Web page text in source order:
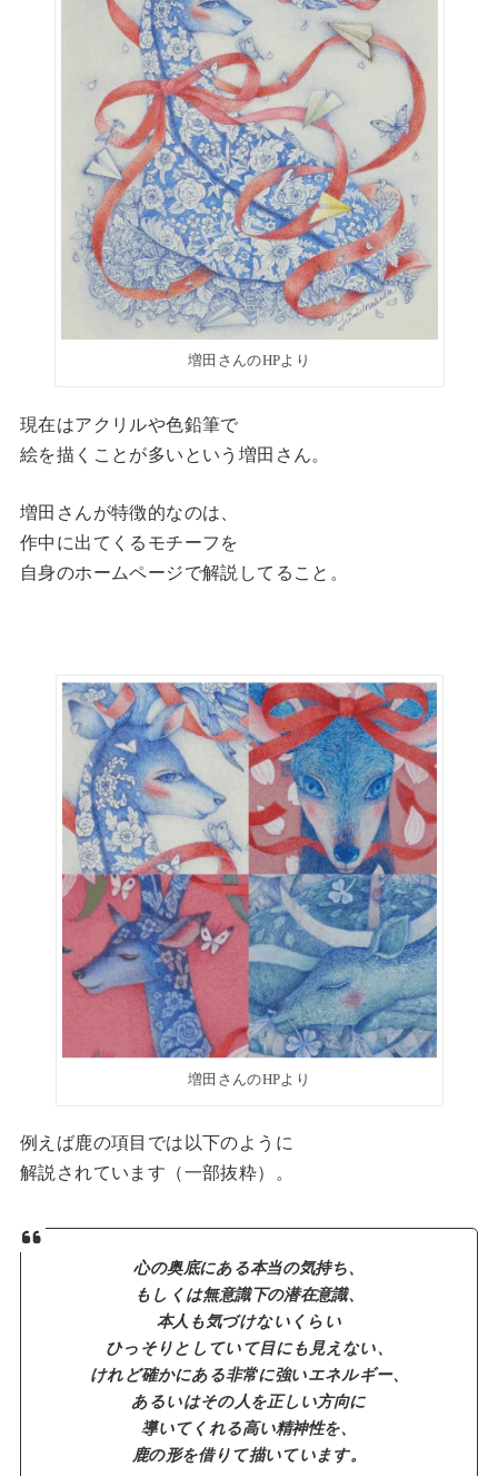
増田さんのHPより
現在はアクリルや色鉛筆で
絵を描くことが多いという増田さん。
増田さんが特徴的なのは、
作中に出てくるモチーフを
自身のホームページで解説してること。
増田さんのHPより
例えば鹿の項目では以下のように
解説されています（一部抜粋）。
心の奥底にある本当の気持ち、
もしくは無意識下の潜在意識、
本人も気づけないくらい
ひっそりとしていて目にも見えない、
けれど確かにある非常に強いエネルギー、
あるいはその人を正しい方向に
導いてくれる高い精神性を、
鹿の形を借りて描いています。